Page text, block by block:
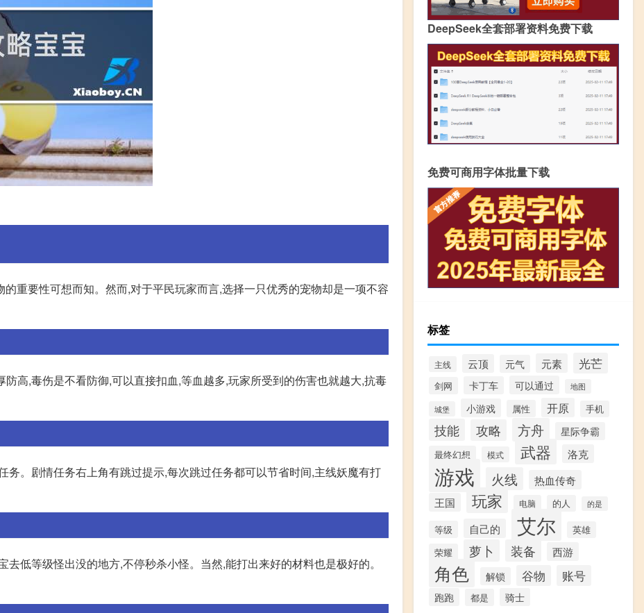
重要性可想而知。然而,对于平民玩家而言,选择一只优秀的宠物却是一项不容
高,毒伤是不看防御,可以直接扣血,等血越多,玩家所受到的伤害也就越大,抗毒
务。剧情任务右上角有跳过提示,每次跳过任务都可以节省时间,主线妖魔有打
低等级怪出没的地方,不停秒杀小怪。当然,能打出来好的材料也是极好的。
DeepSeek全套部署资料免费下载
免费可商用字体批量下载
标签
主线 云顶 元气 元素 光芒
剑网 卡丁车 可以通过 地图
城堡 小游戏 属性 开原 手机
技能 攻略 方舟 星际争霸
最终幻想 模式 武器 洛克
游戏 火线 热血传奇
王国 玩家 电脑 的人 的是
等级 自己的 艾尔 英雄
荣耀 萝卜 装备 西游
角色 解锁 谷物 账号
跑跑 都是 骑士